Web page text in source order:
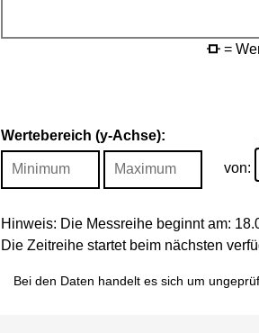
=
Wertebereich (y-Achse):
von:
Hinweis: Die Messreihe beginnt am:
Die Zeitreihe startet beim nächsten
Bei den Daten handelt es sich um